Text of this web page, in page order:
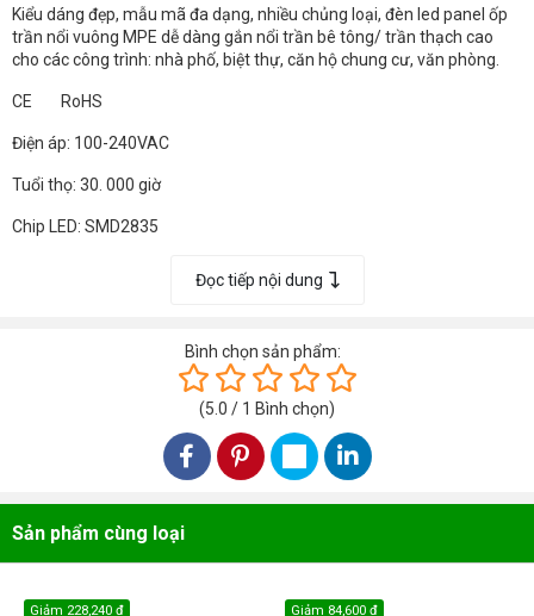
Kiểu dáng đẹp, mẫu mã đa dạng, nhiều chủng loại, đèn led panel ốp
trần nổi vuông MPE dễ dàng gắn nổi trần bê tông/ trần thạch cao
cho các công trình: nhà phố, biệt thự, căn hộ chung cư, văn phòng.
CE RoHS
Điện áp: 100-240VAC
Tuổi thọ: 30. 000 giờ
Chip LED: SMD2835
Đọc tiếp nội dung
Bình chọn sản phẩm:
(5.0 / 1 Bình chọn)
Sản phẩm cùng loại
Giảm 228,240 đ Giảm 84,600 đ